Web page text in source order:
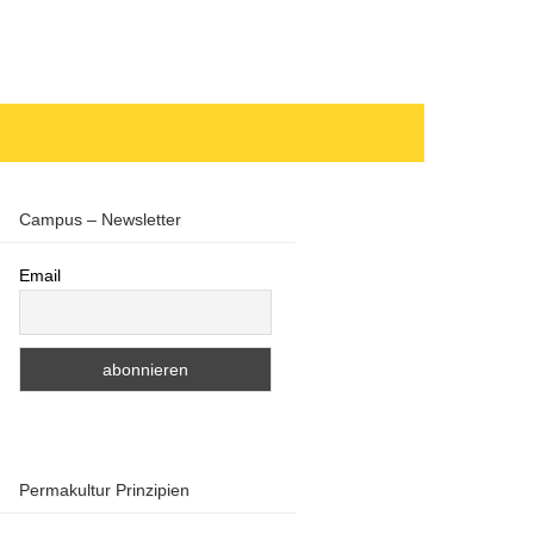
Campus – Newsletter
Email
Permakultur Prinzipien